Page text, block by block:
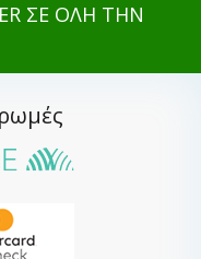
ΣΕ ΟΛΗ ΤΗΝ